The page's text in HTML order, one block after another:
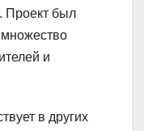
Проект был
и
в других